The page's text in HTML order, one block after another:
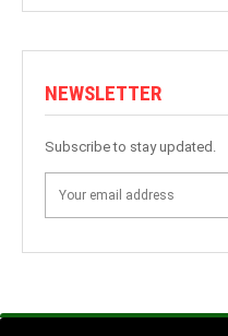
NEWSLETTER
Subscribe to stay updated.